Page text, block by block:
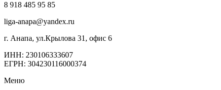
8 918 485 95 85
liga-anapa@yandex.ru
г. Анапа, ул.Крылова 31, офис 6
ИНН: 230106333607
ЕГРН: 304230116000374
Меню